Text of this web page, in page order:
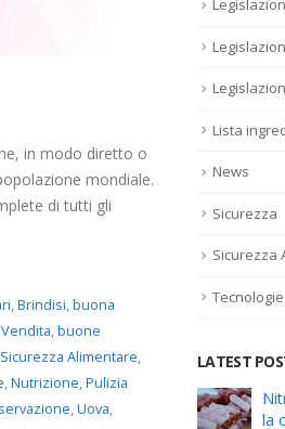
in modo diretto o
mondiale.
di tutti gli
,Brindisi,buona
,buone
Alimentare,
,Nutrizione,Pulizia
,Uova,
Lista
News
Sicurezza
Sicurezza
LATEST
la gestione del
e gli obblighi di
la